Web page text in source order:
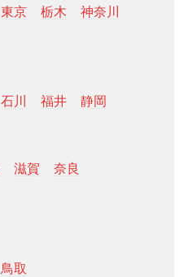
東京 栃木
神奈川
石川 福井 静岡
滋賀 奈良
鳥取